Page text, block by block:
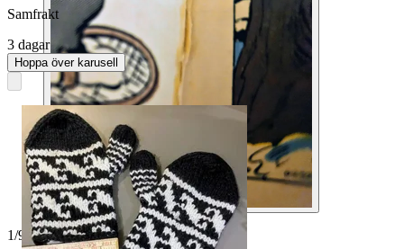
1/9
Samfrakt
3 dagar
Hoppa över karusell